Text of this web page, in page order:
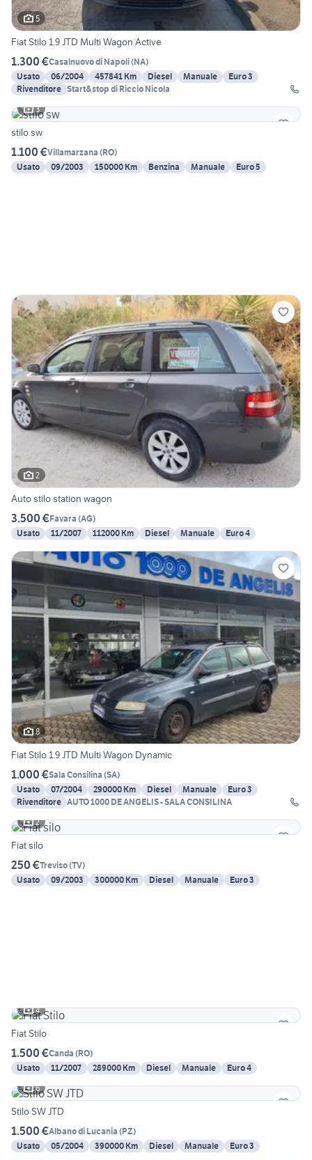
5
Fiat Stilo 1.9 JTD Multi Wagon Active
1.300 €Casalnuovo di Napoli(NA)
Usato
06/2004 457841 Km Diesel Manuale
Euro 3
Rivenditore Start&stop di Riccio Nicola
3
stilo sw
1.100 €Villamarzana (RO)
Usato
09/2003 150000 Km Benzina Manuale Euro 5
2
Auto stilo station wagon
3.500 €Favara (AG)
Usato
11/2007 112000 Km Diesel Manuale Euro 4
8
Fiat Stilo 1.9 JTD Multi Wagon Dynamic
1.000 €Sala Consilina (SA)
Usato
07/2004 290000 Km Diesel Manuale
Euro 3
Rivenditore AUTO 1000 DE ANGELIS - SALA CONSILINA
2
Fiat silo
250 €Treviso(TV)
Usato
09/2003 300000 Km Diesel Manuale Euro 3
4
Fiat Stilo
1.500 €Canda (RO)
Usato
11/2007 289000 Km Diesel Manuale
Euro 4
6
Stilo SW JTD
1.500 €Albano di Lucania (PZ)
Usato
05/2004 390000 Km Diesel Manuale Euro 3